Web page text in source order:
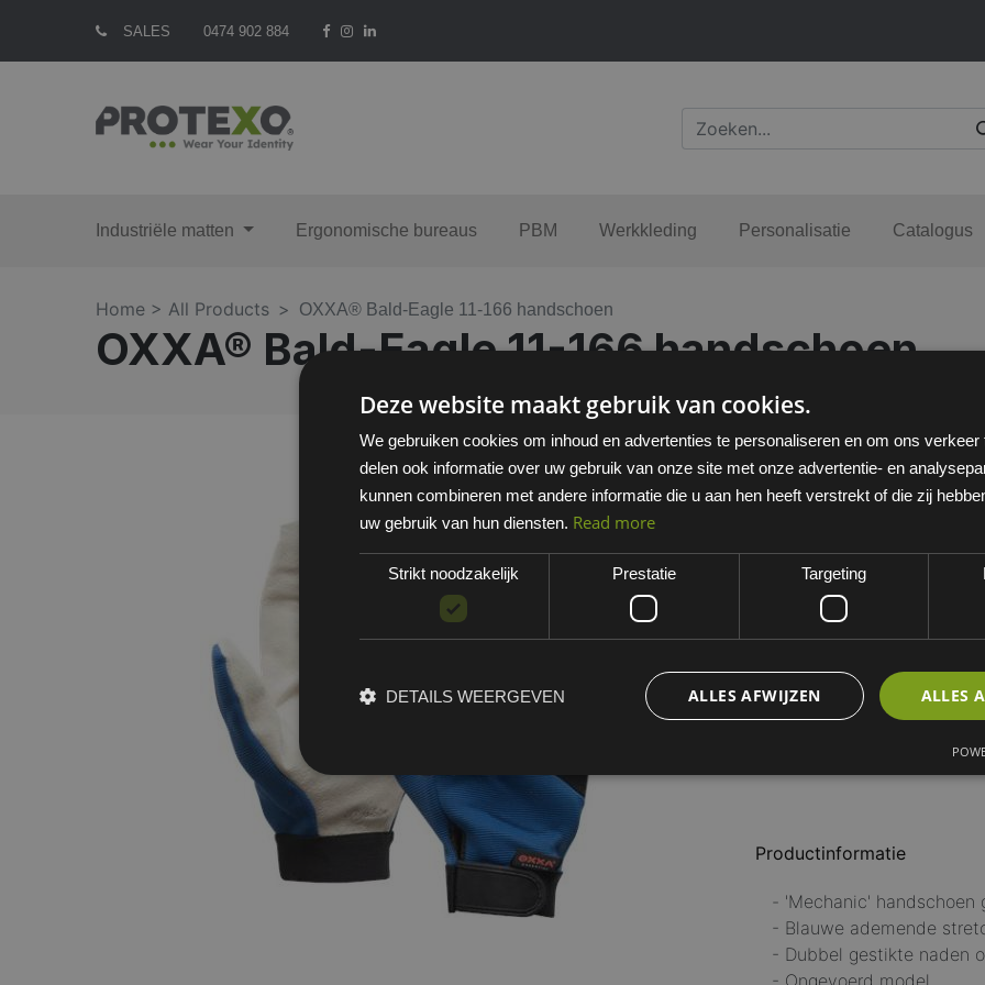
SALES 0474 902 884
Industriële matten Ergonomische bureaus PBM Werkkleding Personalisatie Catalogus
Home > All Products OXXA® Bald-Eagle 11-166 handschoen
OXXA® Bald-Eagle 11-166 handschoen
EAN: 8718249064029
Minimum bestelhoeveelheid:
8/M 10/XL
Productinformatie
- 'Mechanic' handschoen
- Blauwe ademende
- Dubbel gestikte naden
- Ongevoerd model
Deze website maakt gebruik van cookies.
We gebruiken cookies om inhoud en advertenties te personaliseren en om ons
delen ook informatie over uw gebruik van onze site met onze advertentie- en
kunnen combineren met andere informatie die u aan hen heeft verstrekt of die zij
uw gebruik van hun diensten. Read more
Strikt noodzakelijk Prestatie Targeting
ALLES
ALLES AFWIJZEN
DETAILS WEERGEVEN